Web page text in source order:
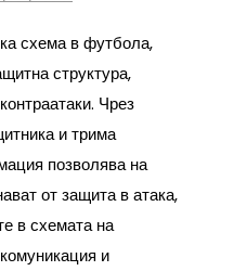
схема в футбола,
структура,
Чрез
и трима
позволява на
от защита в атака,
в схемата на
и